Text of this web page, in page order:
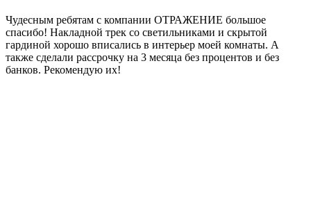
Чудесным ребятам с компании ОТРАЖЕНИЕ большое
спасибо! Накладной трек со светильниками и скрытой
гардиной хорошо вписались в интерьер моей комнаты. А
также сделали рассрочку на 3 месяца без процентов и без
банков. Рекомендую их!